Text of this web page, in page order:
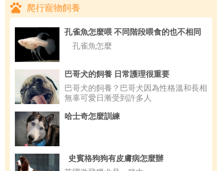
爬行寵物飼養
孔雀魚怎麼喂 不同階段喂食的也不相同
孔雀魚怎麼
巴哥犬的飼養 日常護理很重要
巴哥犬的飼養？巴哥犬因為性格溫和長相
無辜可愛日漸受到許多人
哈士奇怎麼訓練
史賓格狗狗有皮膚病怎麼辦